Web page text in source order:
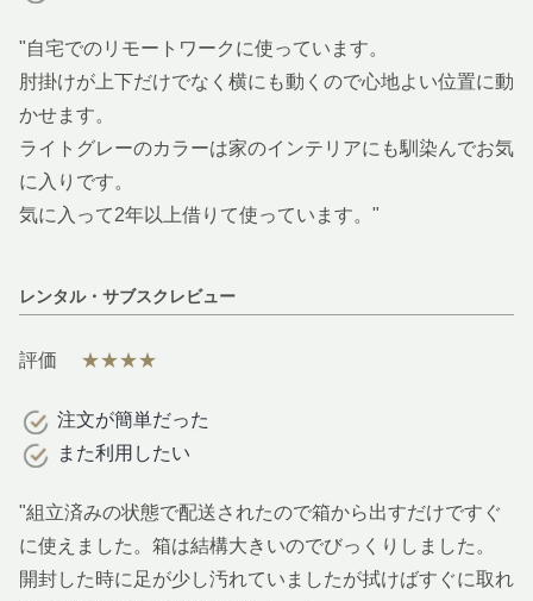
"自宅でのリモートワークに使っています。
肘掛けが上下だけでなく横にも動くので心地よい位置に動
かせます。
ライトグレーのカラーは家のインテリアにも馴染んでお気
に入りです。
気に入って2年以上借りて使っています。"
レンタル・サブスクレビュー
評価 ★★★★
注文が簡単だった
また利用したい
"組立済みの状態で配送されたので箱から出すだけですぐ
に使えました。箱は結構大きいのでびっくりしました。
開封した時に足が少し汚れていましたが拭けばすぐに取れ